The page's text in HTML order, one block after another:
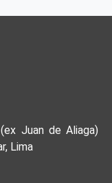
Juan de Aliaga)
Lima